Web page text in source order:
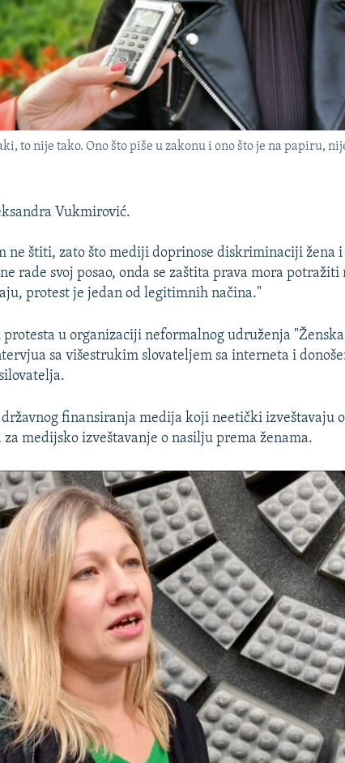
to nije tako. Ono što piše u zakonu i ono što je na papiru,
Vukmirović.
ne štiti, zato što mediji doprinose diskriminaciji žena
rade svoj posao, onda se zaštita prava mora potražiti
protest je jedan od legitimnih načina."
protesta u organizaciji neformalnog udruženja
sa višestrukim slovateljem sa interneta i
državnog finansiranja medija koji neetički izveštavaju
medijsko izveštavanje o nasilju prema ženama.